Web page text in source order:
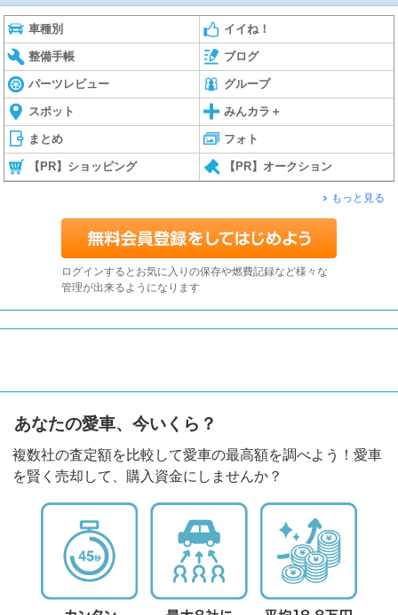
車種別 イイね！
整備手帳 ブログ
パーツレビュー グループ
スポット みんカラ＋
まとめ フォト
【PR】ショッピング 【PR】オークション
もっと見る
ログインするとお気に入りの保存や燃費記録など様々な
管理が出来るようになります
あなたの愛車、今いくら？
複数社の査定額を比較して愛車の最高額を調べよう！愛車
を賢く売却して、購入資金にしませんか？